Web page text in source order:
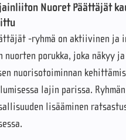
Nuoret Päättäjät
-ryhmä on aktiivinen ja
nuorten porukka, joka näkyy
nuorisotoiminnan
lajin parissa.
lisääminen